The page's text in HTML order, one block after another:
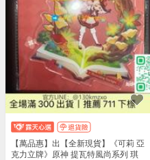
【萬品惠】出【全新現貨】《可莉 亞
克力立牌》原神 提瓦特風尚系列 琪